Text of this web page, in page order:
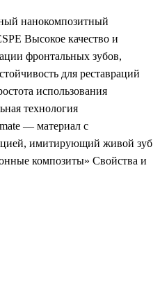
нанокомпозитный
Высокое качество и
фронтальных зубов,
для реставраций
использования
технология
— материал с
имитирующий живой зуб
композиты» Свойства и